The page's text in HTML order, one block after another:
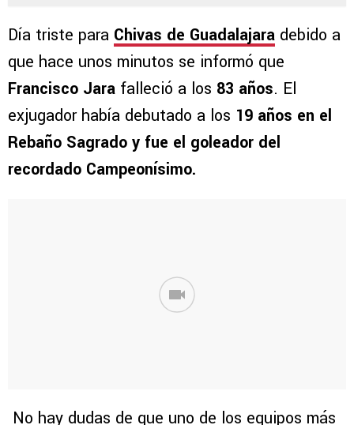
Día triste para Chivas de Guadalajara debido a
que hace unos minutos se informó que
Francisco Jara falleció a los 83 años. El
exjugador había debutado a los 19 años en el
Rebaño Sagrado y fue el goleador del
recordado Campeonísimo.
No hay dudas de que uno de los equipos más